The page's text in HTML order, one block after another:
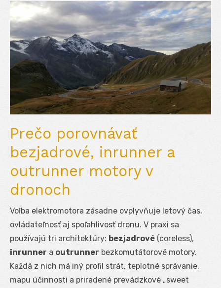
Prečo porovnávať
bezjadrové, inrunner a
outrunner motory v
dronoch
Voľba elektromotora zásadne ovplyvňuje letový čas,
ovládateľnosť aj spoľahlivosť dronu. V praxi sa
používajú tri architektúry: bezjadrové (coreless),
inrunner a outrunner bezkomutátorové motory.
Každá z nich má iný profil strát, teplotné správanie,
mapu účinnosti a priradené prevádzkové „sweet